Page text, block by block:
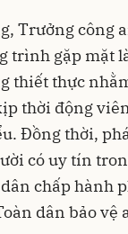
Trưởng công
trình gặp mặt
thiết thực
thời động
Đồng thời,
có uy tín
chấp hành
dân bảo vệ